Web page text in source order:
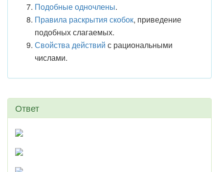
Подобные одночлены.
Правила раскрытия скобок, приведение
подобных слагаемых.
Свойства действий с рациональными
числами.
Ответ